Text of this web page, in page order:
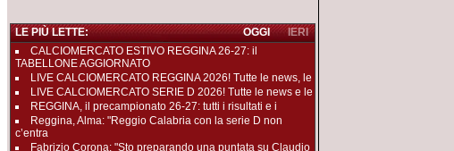
LE PIÙ LETTE: IERI
OGGI
CALCIOMERCATO ESTIVO REGGINA 26-27: il
TABELLONE AGGIORNATO
LIVE CALCIOMERCATO REGGINA 2026! Tutte le news, le
LIVE CALCIOMERCATO SERIE D 2026! Tutte le news e le
REGGINA, il precampionato 26-27: tutti i risultati e i
Reggina, Alma: "Reggio Calabria con la serie D non
c’entra
Fabrizio Corona: "Sto preparando una puntata su Claudio